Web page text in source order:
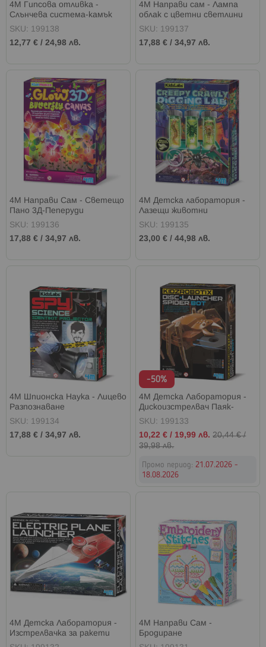
4M Гипсова отливка -
Слънчева система-камък
SKU: 199138
12,77 € / 24,98 лв.
4M Направи сам - Лампа
облак с цветни светлини
SKU: 199137
17,88 € /34,97 лв.
4M Направи Сам - Светещо
Пано 3Д-Пеперуди
SKU: 199136
17,88 € / 34,97 лв.
4M Детска лаборатория -
Лазещи животни
SKU: 199135
23,00 € /44,98 лв.
4M Шпионска Наука - Лицево
Разпознаване
SKU: 199134
17,88 € / 34,97 лв.
-50%
4M Детска Лаборатория -
Дискоизстрелвач Паяк-
Робот
SKU: 199133
Промо
цена
10,22 € / 19,99 лв. 20,44 €/
39,98 лв.
Промо период: 21.07.2026 -
18.08.2026
4M Детска Лаборатория -
Изстрелвачка за ракети
4M Направи Сам -
Бродиране